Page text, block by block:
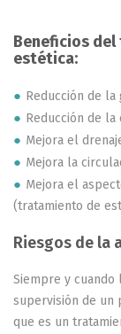
Beneficios
estética:
Reducción de la
Reducción de
Mejora el
Mejora la
Mejora el
(tratamiento de
Riesgos de la
Siempre y
supervisión de un
que es un